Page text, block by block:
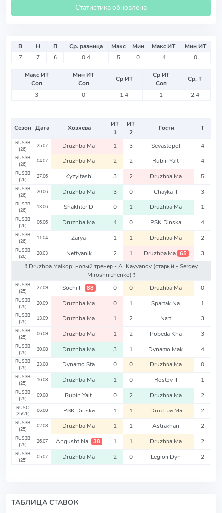
Статистика обновлена
В Н П Ср. разница Макс Мин Макс ИТ
Мин ИТ
7
7 6 0.4 5 0 4 0
Макс ИТ
Соп
Мин ИТ
Соп
Ср ИТ
Ср ИТ
Соп
Ср. Т
3
0 1.4 1 2.4
Сезон Дата Хозяева
ИТ
1
ИТ
2
Гости Т
RUS3B
(26)
25.07 Druzhba Ma 1 3 Sevastopol 4
RUS3B
(26)
04.07 Druzhba Ma 2 2 Rubin Yalt 4
RUS3B
(26)
27.06 Kyzyltash 3 2 Druzhba Ma 5
RUS3B
(26)
20.06 Druzhba Ma 3 0 Chayka II 3
RUS3B
(26)
13.06 Shakhter D 0 1 Druzhba Ma 1
RUS3B
(26)
06.06 Druzhba Ma 4 0 PSK Dinska 4
RUS3B
(26)
11.04 Zarya 1 1 Druzhba Ma 2
RUS3B
(26)
28.03 Neftyanik 2 1 Druzhba Ma 65
3
❗️ Druzhba Maikop: новый тренер - A. Kayvanov (старый - Sergey
Miroshnichenko) ❗️
RUS3B
(25)
27.09 Sochi II 88 0 0 Druzhba Ma 0
RUS3B
(25)
20.09 Druzhba Ma 0 1 Spartak Na 1
RUS3B
(25)
13.09 Druzhba Ma 1 2 Nart 3
RUS3B
(25)
06.09 Druzhba Ma 1 2 Pobeda Kha 3
RUS3B
(25)
30.08 Druzhba Ma 3 1 Dynamo Mak 4
RUS3B
(25)
23.08 Dynamo Sta 0 0 Druzhba Ma 0
RUS3B
(25)
16.08 Druzhba Ma 1 0 Rostov II 1
RUS3B
(25)
09.08 Rubin Yalt 0 2 Druzhba Ma 2
RUSC
(25/26)
06.08 PSK Dinska 1 1 Druzhba Ma 2
RUS3B
(25)
02.08 Druzhba Ma 1 1 Astrakhan 2
RUS3B
(25)
26.07 Angusht Na 38 1 1 Druzhba Ma 2
RUS3B
(25)
05.07 Druzhba Ma 2 0 Legion Dyn 2
ТАБЛИЦА СТАВОК